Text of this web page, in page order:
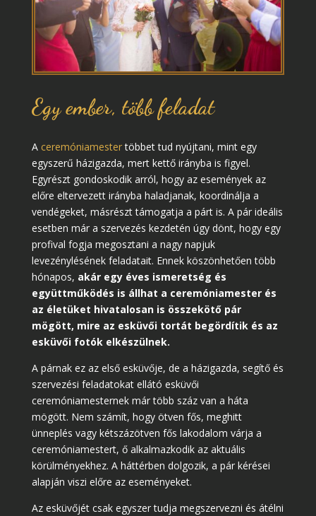
Egy ember, több feladat
A ceremóniamestertöbbet tud nyújtani, mint egy
egyszerű házigazda, mert kettő irányba is figyel.
Egyrészt gondoskodik arról, hogy az események az
előre eltervezett irányba haladjanak, koordinálja a
vendégeket, másrészt támogatja a párt is. A pár ideális
esetben már a szervezés kezdetén úgy dönt, hogy egy
profival fogja megosztani a nagy napjuk
levezénylésének feladatait. Ennek köszönhetően több
hónapos, akár egy éves ismeretség és
együttműködés is állhat a ceremóniamester és
az életüket hivatalosan is összekötő pár
mögött, mire az esküvői tortát begördítik és az
esküvői fotók elkészülnek.
A párnak ez az első esküvője, de a házigazda, segítő és
szervezési feladatokat ellátó esküvői
ceremóniamesternek már több száz van a háta
mögött. Nem számít, hogy ötven fős, meghitt
ünneplés vagy kétszázötven fős lakodalom várja a
ceremóniamestert, ő alkalmazkodik az aktuális
körülményekhez. A háttérben dolgozik, a pár kérései
alapján viszi előre az eseményeket.
Az esküvőjét csak egyszer tudja megszervezni és átélni